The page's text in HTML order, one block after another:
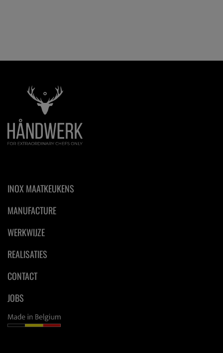
INOX MAATKEUKENS
MANUFACTURE
WERKWIJZE
REALISATIES
CONTACT
JOBS